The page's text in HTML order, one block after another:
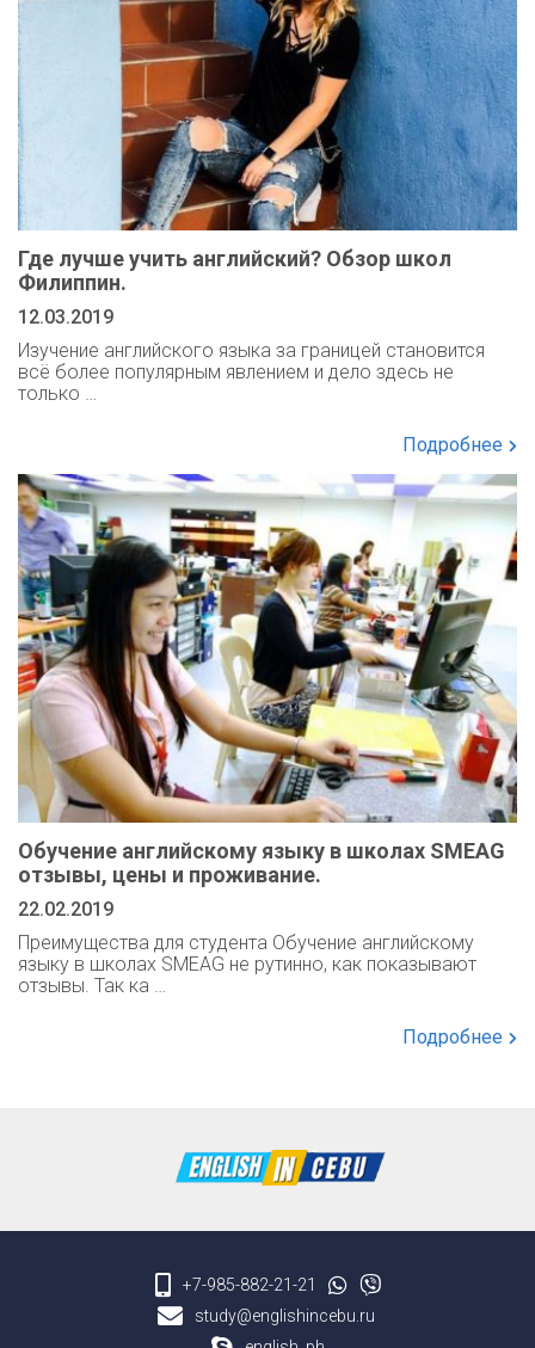
Где лучше учить английский? Обзор школ
Филиппин.
12.03.2019
Изучение английского языка за границей становится
всё более популярным явлением и дело здесь не
только …
Подробнее
Обучение английскому языку в школах SMEAG
отзывы, цены и проживание.
22.02.2019
Преимущества для студента Обучение английскому
языку в школах SMEAG не рутинно, как показывают
отзывы. Так ка …
Подробнее
+7-985-882-21-21
study@englishincebu.ru